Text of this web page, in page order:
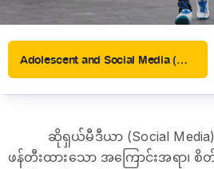
Adolescent and Social Media (ဆယ်ကျော်သက်နှင့်ဆိုရှယ်မီဒီယာ)
ဆိုရှယ်မီဒီယာ (Social
ဖန်တီးထားသော အကြောင်းအရာ၊